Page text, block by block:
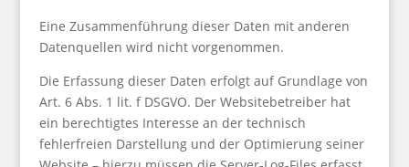
Eine Zusammenführung dieser Daten mit anderen
Datenquellen wird nicht vorgenommen.
Die Erfassung dieser Daten erfolgt auf Grundlage von
Art. 6 Abs. 1 lit. f DSGVO. Der Websitebetreiber hat
ein berechtigtes Interesse an der technisch
fehlerfreien Darstellung und der Optimierung seiner